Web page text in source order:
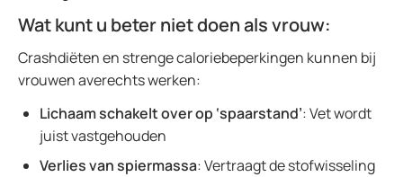
Wat kunt u beter niet doen als vrouw:
Crashdiëten en strenge caloriebeperkingen kunnen bij
vrouwen averechts werken:
Lichaam schakelt over op ‘spaarstand’: Vet wordt
juist vastgehouden
Verlies van spiermassa: Vertraagt de stofwisseling